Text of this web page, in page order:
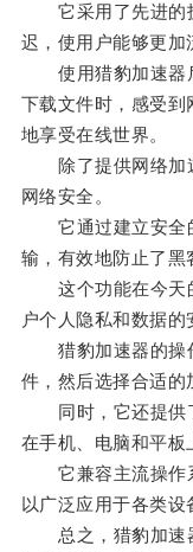
它采用了先进的
迟，使用户能够更加
使用猎豹加速器
下载文件时，感受
地享受在线世界。
除了提供网络加
网络安全。
它通过建立安全
输，有效地防止了黑
这个功能在今天
户个人隐私和数据的
猎豹加速器的操
件，然后选择合适的
同时，它还提供了
在手机、电脑和平板
它兼容主流操作
以广泛应用于各类设
总之，猎豹加速